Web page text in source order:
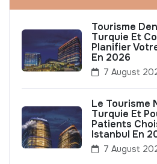
Tourisme
Turquie Et
Planifier
En 2026
7 August
Le Tourisme
Turquie Et
Patients
Istanbul En
7 August